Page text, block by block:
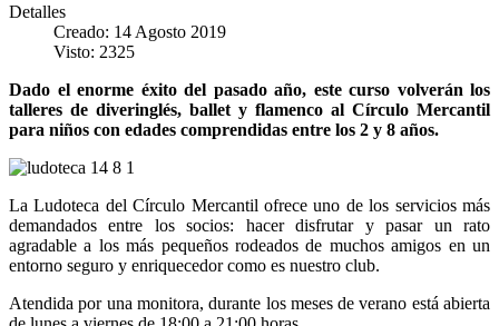
Detalles
Creado: 14 Agosto 2019
Visto: 2325
Dado el enorme éxito del pasado año, este curso volverán los
talleres de diveringlés, ballet y flamenco al Círculo Mercantil
para niños con edades comprendidas entre los 2 y 8 años.
La Ludoteca del Círculo Mercantil ofrece uno de los servicios más
demandados entre los socios: hacer disfrutar y pasar un rato
agradable a los más pequeños rodeados de muchos amigos en un
entorno seguro y enriquecedor como es nuestro club.
Atendida por una monitora, durante los meses de verano está abierta